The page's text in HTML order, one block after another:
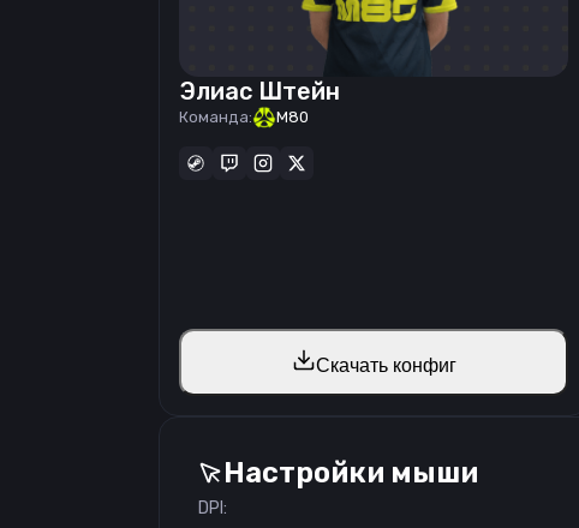
Элиас Штейн
Команда: M80
Скачать конфиг
Настройки мыши
DPI: